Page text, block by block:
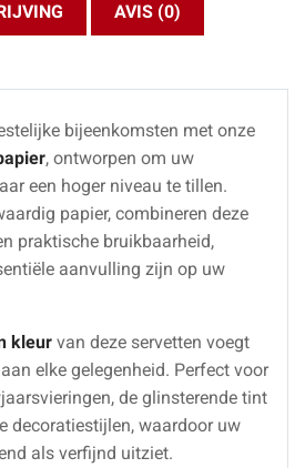
AVIS (0)
bijeenkomsten met onze
, ontworpen om uw
een hoger niveau te tillen.
papier, combineren deze
praktische bruikbaarheid,
aanvulling zijn op uw
kleur van deze servetten voegt
elke gelegenheid. Perfect voor
de glinsterende tint
decoratiestijlen, waardoor uw
als verfijnd uitziet.